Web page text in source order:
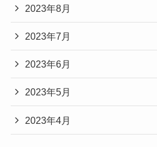
2023年8月
2023年7月
2023年6月
2023年5月
2023年4月